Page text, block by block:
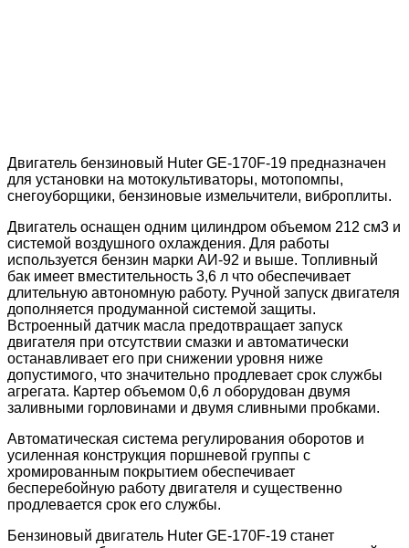
Двигатель бензиновый Huter GE-170F-19 предназначен
для установки на мотокультиваторы, мотопомпы,
снегоуборщики, бензиновые измельчители, виброплиты.
Двигатель оснащен одним цилиндром объемом 212 см3 и
системой воздушного охлаждения. Для работы
используется бензин марки АИ-92 и выше. Топливный
бак имеет вместительность 3,6 л что обеспечивает
длительную автономную работу. Ручной запуск двигателя
дополняется продуманной системой защиты.
Встроенный датчик масла предотвращает запуск
двигателя при отсутствии смазки и автоматически
останавливает его при снижении уровня ниже
допустимого, что значительно продлевает срок службы
агрегата. Картер объемом 0,6 л оборудован двумя
заливными горловинами и двумя сливными пробками.
Автоматическая система регулирования оборотов и
усиленная конструкция поршневой группы с
хромированным покрытием обеспечивает
бесперебойную работу двигателя и существенно
продлевается срок его службы.
Бензиновый двигатель Huter GE-170F-19 станет